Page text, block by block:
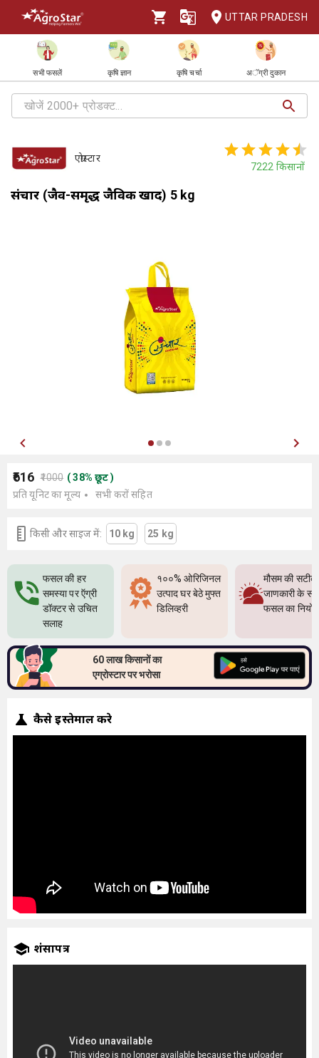
UTTAR PRADESH
सभी फसलें कृषि ज्ञान कृषि चर्चा अॅग्री दुकान
एग्रोस्टार
7222 किसानों
संचार (जैव-समृद्ध जैविक खाद) 5 kg
₹616 ₹1000 (38% छूट)
प्रति यूनिट का मूल्य
सभी करों सहित
किसी और साइज में: 10 kg 25 kg
फसल की हर
समस्या पर ऍग्री
डॉक्टर से उचित
सलाह
१००% ओरिजिनल
उत्पाद घर बेठे मुफ्त
डिलिव्हरी
मौसम की सटीक
जाणकारी के
फसल का
60 लाख किसानों का
एग्रोस्टार पर भरोसा
कैसे इस्तेमाल करे
प्रशंसापत्र